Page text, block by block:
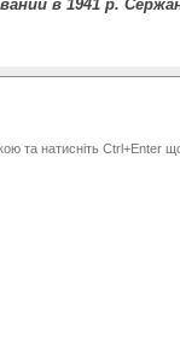
в 1941 р.
та натисніть Ctrl+Enter